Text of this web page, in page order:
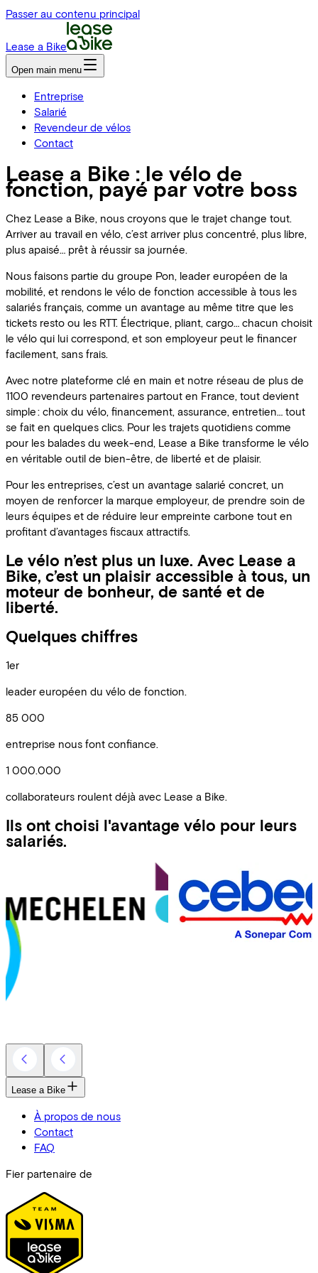
Passer au contenu principal
Lease a Bike
Open main menu
Entreprise
Salarié
Revendeur de vélos
Contact
Lease a Bike : le vélo de
fonction, payé par votre boss
Chez Lease a Bike, nous croyons que le trajet change tout.
Arriver au travail en vélo, c’est arriver plus concentré, plus libre,
plus apaisé… prêt à réussir sa journée.
Nous faisons partie du groupe Pon, leader européen de la
mobilité, et rendons le vélo de fonction accessible à tous les
salariés français, comme un avantage au même titre que les
tickets resto ou les RTT. Électrique, pliant, cargo… chacun choisit
le vélo qui lui correspond, et son employeur peut le financer
facilement, sans frais.
Avec notre plateforme clé en main et notre réseau de plus de
1100 revendeurs partenaires partout en France, tout devient
simple : choix du vélo, financement, assurance, entretien… tout
se fait en quelques clics. Pour les trajets quotidiens comme
pour les balades du week-end, Lease a Bike transforme le vélo
en véritable outil de bien-être, de liberté et de plaisir.
Pour les entreprises, c’est un avantage salarié concret, un
moyen de renforcer la marque employeur, de prendre soin de
leurs équipes et de réduire leur empreinte carbone tout en
profitant d’avantages fiscaux attractifs.
Le vélo n’est plus un luxe. Avec Lease a
Bike, c’est un plaisir accessible à tous, un
moteur de bonheur, de santé et de
liberté.
Quelques chiffres
1er
leader européen du vélo de fonction.
85 000
entreprise nous font confiance.
1 000.000
collaborateurs roulent déjà avec Lease a Bike.
Ils ont choisi l'avantage vélo pour leurs
salariés.
Lease a Bike
À propos de nous
Contact
FAQ
Fier partenaire de